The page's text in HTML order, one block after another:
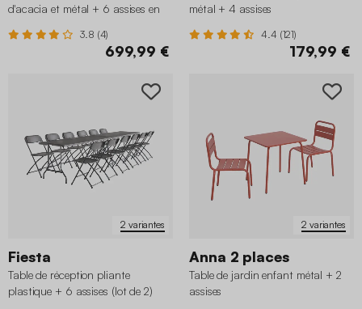
d'acacia et métal + 6 assises en
3.8 (4)
699,99 €
métal + 4 assises
4.4 (121)
179,99 €
2 variantes
Fiesta
Table de réception pliante
plastique + 6 assises (lot de 2)
2 variantes
Anna 2 places
Table de jardin enfant métal + 2
assises